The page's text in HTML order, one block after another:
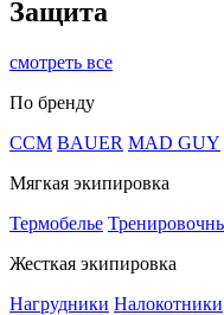
Защита
смотреть все
По бренду
CCM BAUER MAD GUY
Мягкая экипировка
Термобелье
Жесткая экипировка
Нагрудники Налокотники